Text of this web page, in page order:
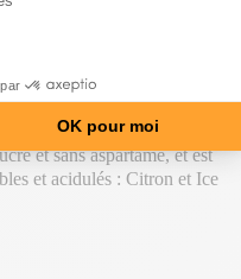
habituelle, tu seras
rapidement. La glutamine a
massifs et
et sans aspartame, et est
et acidulés : Citron et Ice